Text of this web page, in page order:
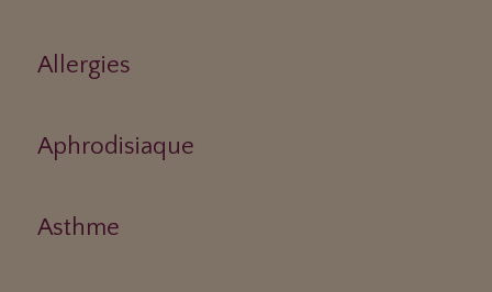
Allergies
Aphrodisiaque
Asthme